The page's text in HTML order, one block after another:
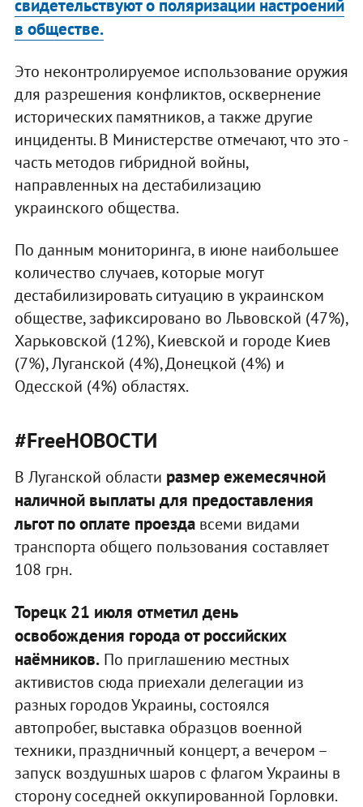
свидетельствуют о поляризации настроений
в обществе.
Это неконтролируемое использование оружия
для разрешения конфликтов, осквернение
исторических памятников, а также другие
инциденты. В Министерстве отмечают, что это -
часть методов гибридной войны,
направленных на дестабилизацию
украинского общества.
По данным мониторинга, в июне наибольшее
количество случаев, которые могут
дестабилизировать ситуацию в украинском
обществе, зафиксировано во Львовской (47%),
Харьковской (12%), Киевской и городе Киев
(7%), Луганской (4%), Донецкой (4%) и
Одесской (4%) областях.
#FreeНОВОСТИ
В Луганской области размер ежемесячной
наличной выплаты для предоставления
льгот по оплате проездавсеми видами
транспорта общего пользования составляет
108 грн.
Торецк 21 июля отметил день
освобождения города от российских
наёмников.По приглашению местных
активистов сюда приехали делегации из
разных городов Украины, состоялся
автопробег, выставка образцов военной
техники, праздничный концерт, а вечером –
запуск воздушных шаров с флагом Украины в
сторону соседней оккупированной Горловки.